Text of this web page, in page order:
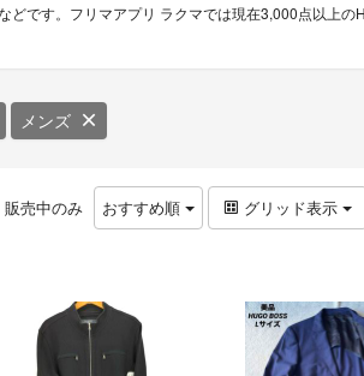
どです。フリマアプリ ラクマでは現在3,000点以上
メンズ
販売中のみ おすすめ順 グリッド表示